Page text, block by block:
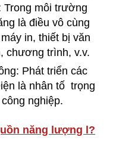
Trong môi trường
là điều vô cùng
in, thiết bị văn
chương trình, v.v.
Phát triển các
là nhân tố trọng
nghiệp.
năng lượng l?